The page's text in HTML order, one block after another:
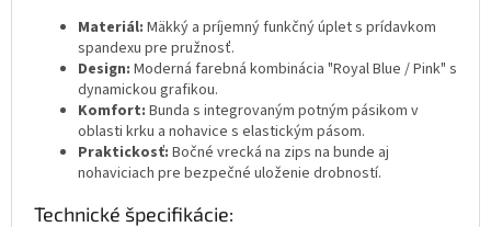
Materiál: Mäkký a príjemný funkčný úplet s prídavkom
spandexu pre pružnosť.
Design: Moderná farebná kombinácia "Royal Blue / Pink" s
dynamickou grafikou.
Komfort: Bunda s integrovaným potným pásikom v
oblasti krku a nohavice s elastickým pásom.
Praktickosť: Bočné vrecká na zips na bunde aj
nohaviciach pre bezpečné uloženie drobností.
Technické špecifikácie: